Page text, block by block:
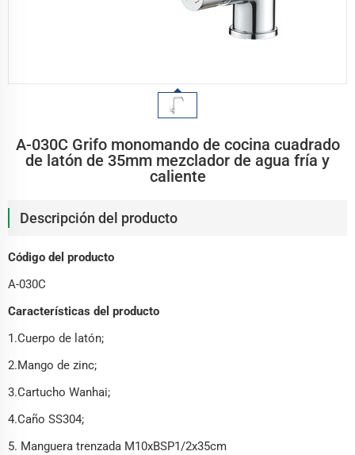
A-030C Grifo monomando de cocina cuadrado
de latón de 35mm mezclador de agua fría y
caliente
Descripción del producto
Código del producto
A-030C
Características del producto
1.Cuerpo de latón;
2.Mango de zinc;
3.Cartucho Wanhai;
4.Caño SS304;
5. Manguera trenzada M10xBSP1/2x35cm